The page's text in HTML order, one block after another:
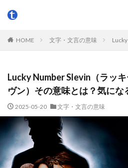
HOME 文字・文言の意味
Lucky Number Slevin（ラッ
ヴン）その意味とは？気に
2025-05-20 文字・文言の意味